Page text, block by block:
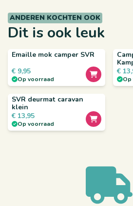
ANDEREN KOCHTEN OOK
Dit is ook leuk
Emaille mok camper SVR
Op voorraad
€ 9,95 €
SVR deurmat caravan
klein
Op voorraad
€ 13,95